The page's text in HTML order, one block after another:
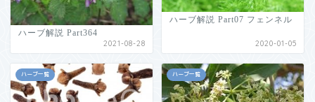
ハーブ解説 Part364
2021-08-28
ハーブ解説 Part07 フェンネル
2020-01-05
ハーブ一覧 ハーブ一覧